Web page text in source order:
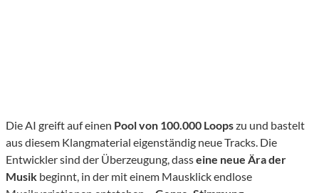
Die AI greift auf einen Pool von 100.000 Loopszu und bastelt
aus diesem Klangmaterial eigenständig neue Tracks. Die
Entwickler sind der Überzeugung, dasseine neue Ära der
Musik beginnt, in der mit einem Mausklick endlose